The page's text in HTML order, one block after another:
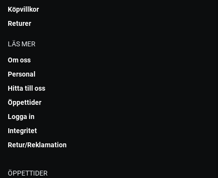
Köpvillkor
Returer
LÄS MER
Om oss
Personal
Hitta till oss
Öppettider
Logga in
Integritet
Retur/Reklamation
ÖPPETTIDER